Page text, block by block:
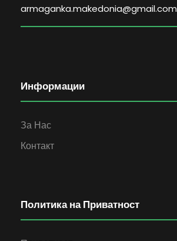
armaganka.makedonia@gmail.com
Информации
За Нас
Контакт
Политика на Приватност